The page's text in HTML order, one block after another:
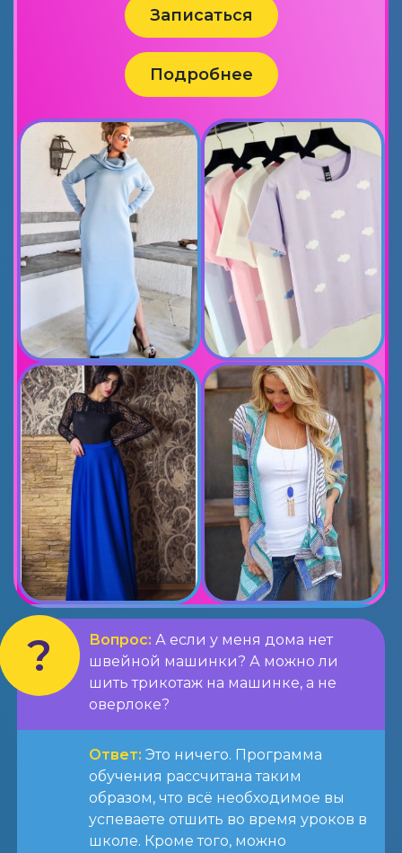
Записаться
Подробнее
Вопрос: А если у меня дома нет
швейной машинки? А можно ли
шить трикотаж на машинке, а не
оверлоке?
Ответ: Это ничего. Программа
обучения рассчитана таким
образом, что всё необходимое вы
успеваете отшить во время уроков в
школе. Кроме того, можно